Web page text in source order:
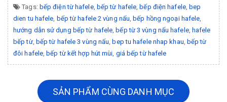
Tags: bếp điện từ hafele, bếp từ hafele, bếp điện hafele, bep
dien tu hafele, bếp từ hafele 2 vùng nấu, bếp hồng ngoại hafele,
hướng dẫn sử dụng bếp từ hafele, bếp từ 3 vùng nấu hafele, hafele
bếp từ, bếp từ hafele 3 vùng nấu, bep tu hafele nhap khau, bếp từ
đôi hafele, bếp từ kết hợp hút mùi, giá bếp từ hafele
SẢN PHẨM CÙNG DANH MỤC